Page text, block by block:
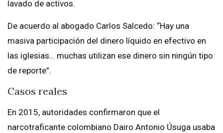
lavado de activos.
De acuerdo al abogado Carlos Salcedo: “Hay una
masiva participación del dinero líquido en efectivo en
las iglesias… muchas utilizan ese dinero sin ningún tipo
de reporte”.
Casos reales
En 2015, autoridades confirmaron que el
narcotraficante colombiano Dairo Antonio Úsuga usaba